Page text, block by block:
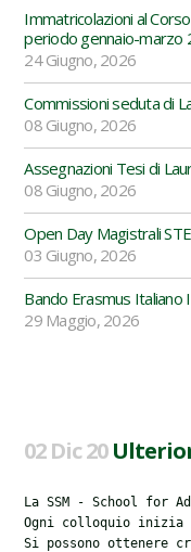
Immatricolazioni al
periodo gennaio-marzo
24 Giugno, 2026
Commissioni seduta di
08 Giugno, 2026
Assegnazioni Tesi di
08 Giugno, 2026
Open Day Magistrali
03 Giugno, 2026
Bando Erasmus
29 Maggio, 2026
02 Dic 20
La SSM - School for
Ogni colloquio inizia
Si possono ottenere